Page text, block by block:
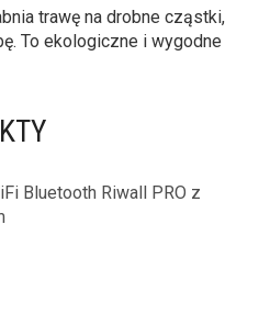
trawę na drobne cząstki,
To ekologiczne i wygodne